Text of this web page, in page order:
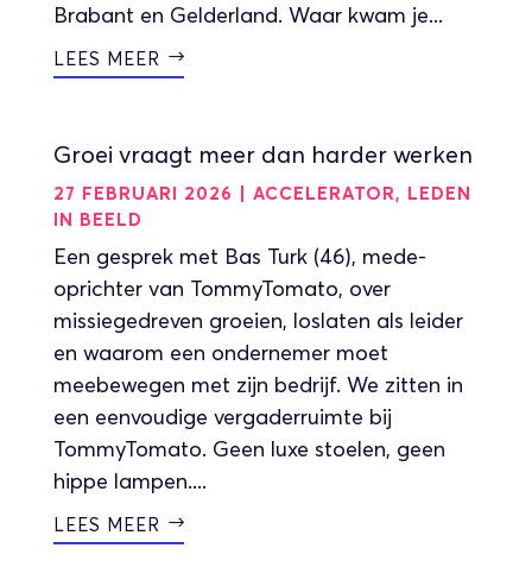
Brabant en Gelderland. Waar kwam je...
LEES MEER
Groei vraagt meer dan harder werken
27 FEBRUARI 2026 ACCELERATOR, LEDEN
IN BEELD
Een gesprek met Bas Turk (46), mede-
oprichter van TommyTomato, over
missiegedreven groeien, loslaten als leider
en waarom een ondernemer moet
meebewegen met zijn bedrijf. We zitten in
een eenvoudige vergaderruimte bij
TommyTomato. Geen luxe stoelen, geen
hippe lampen....
LEES MEER